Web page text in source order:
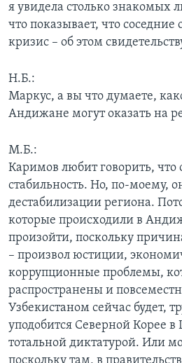
я увидела столько знакомых
что показывает, что соседние
кризис – об этом
Н.Б.:
Маркус, а вы что думаете,
Андижане могут оказать на
М.Б.:
Каримов любит говорить, что
стабильность. Но, по-моему,
дестабилизации региона.
которые происходили в
произойти, поскольку
– произвол юстиции,
коррупционные проблемы,
распространены и
Узбекистаном сейчас будет,
уподобится Северной Корее
тотальной диктатурой. Или